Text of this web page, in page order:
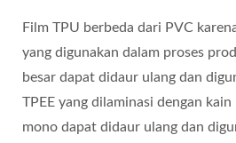
Film TPU berbeda dari PVC
yang digunakan dalam proses
besar dapat didaur ulang dan
TPEE yang dilaminasi dengan
mono dapat didaur ulang dan